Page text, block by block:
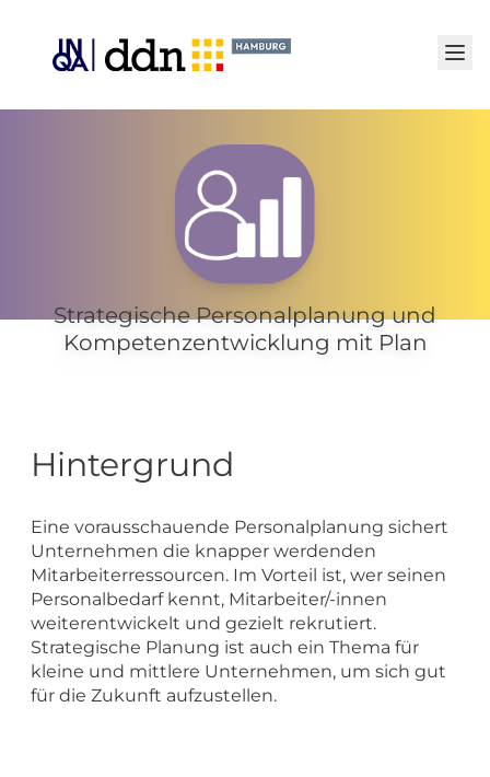
Senden
Strategische Personalplanung und
Kompetenzentwicklung mit Plan
Hintergrund
Eine vorausschauende Personalplanung sichert
Unternehmen die knapper werdenden
Mitarbeiterressourcen. Im Vorteil ist, wer seinen
Personalbedarf kennt, Mitarbeiter/-innen
weiterentwickelt und gezielt rekrutiert.
Strategische Planung ist auch ein Thema für
kleine und mittlere Unternehmen, um sich gut
für die Zukunft aufzustellen.